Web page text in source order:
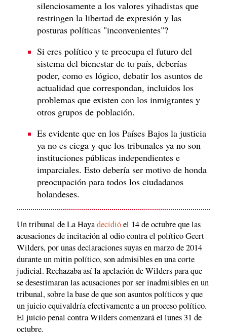
silenciosamente a los valores yihadistas que
restringen la libertad de expresión y las
posturas políticas "inconvenientes"?
Si eres político y te preocupa el futuro del
sistema del bienestar de tu país, deberías
poder, como es lógico, debatir los asuntos de
actualidad que correspondan, incluidos los
problemas que existen con los inmigrantes y
otros grupos de población.
Es evidente que en los Países Bajos la justicia
ya no es ciega y que los tribunales ya no son
instituciones públicas independientes e
imparciales. Esto debería ser motivo de honda
preocupación para todos los ciudadanos
holandeses.
Un tribunal de La Hayadecidióel 14 de octubre que las
acusaciones de incitación al odio contra el político Geert
Wilders, por unas declaraciones suyas en marzo de 2014
durante un mitin político, son admisibles en una corte
judicial. Rechazaba así la apelación de Wilders para que
se desestimaran las acusaciones por ser inadmisibles en un
tribunal, sobre la base de que son asuntos políticos y que
un juicio equivaldría efectivamente a un proceso político.
El juicio penal contra Wilders comenzará el lunes 31 de
octubre.